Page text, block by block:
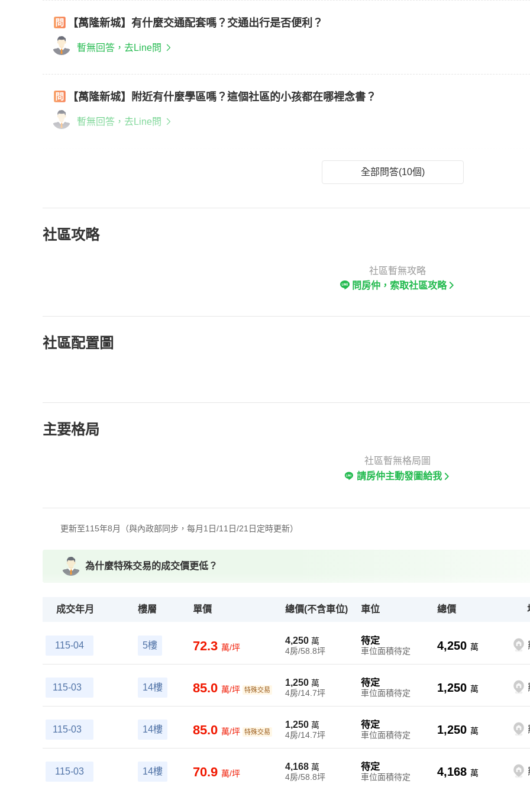
【萬隆新城】有什麼交通配套嗎？交通出行是否便利？
暫無回答，去Line問
【萬隆新城】附近有什麼學區嗎？這個社區的小孩都在哪裡念書？
暫無回答，去Line問
全部問答(10個)
社區攻略
社區暫無攻略
問房仲，索取社區攻略
社區配置圖
主要格局
社區暫無格局圖
請房仲主動發圖給我
更新至115年8月（與內政部同步，每月1日/11日/21日定時更新）
為什麼特殊交易的成交價更低？
成交年月 樓層 單價 總價(不含車位) 車位 總價
115-04 5樓 72.3 萬/坪
4,250 萬
4房/58.8坪
待定
車位面積待定 4,250 萬
115-03 14樓 85.0 萬/坪 特殊交易
1,250 萬
4房/14.7坪
待定
車位面積待定 1,250 萬
115-03 14樓 85.0 萬/坪 特殊交易
1,250 萬
4房/14.7坪
待定
車位面積待定 1,250 萬
115-03 14樓 70.9 萬/坪
4,168 萬
4房/58.8坪
待定
車位面積待定 4,168 萬